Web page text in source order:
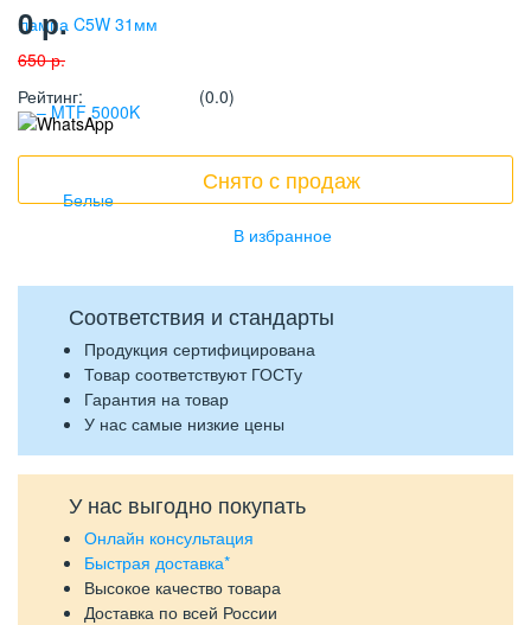
0 р.
650р.
Рейтинг: (0.0)
Снято с продаж
Соответствия и стандарты
Продукция сертифицирована
Товар соответствуют ГОСТу
Гарантия на товар
У нас самые низкие цены
У нас выгодно покупать
Онлайн консультация
Быстрая доставка*
Высокое качество товара
Доставка по всей России